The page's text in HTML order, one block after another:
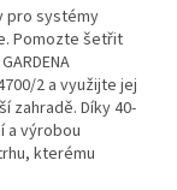
pro systémy
Pomozte šetřit
2 a využijte jej
zahradě. Díky 40-
a výrobou
kterému